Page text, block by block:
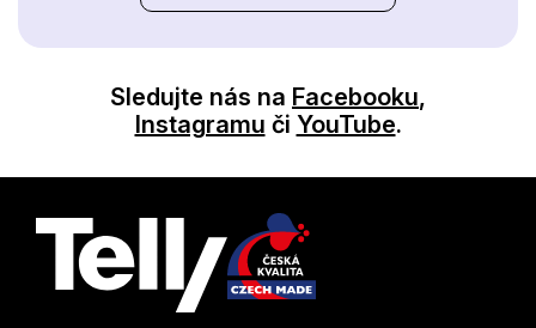
Sledujte nás na Facebooku,
Instagramu či YouTube.